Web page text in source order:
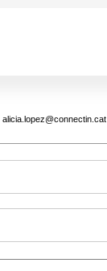
alicia.lopez@connectin.cat